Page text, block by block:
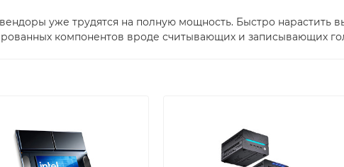
уже трудятся на полную мощность. Быстро нарастить
компонентов вроде считывающих и записывающих